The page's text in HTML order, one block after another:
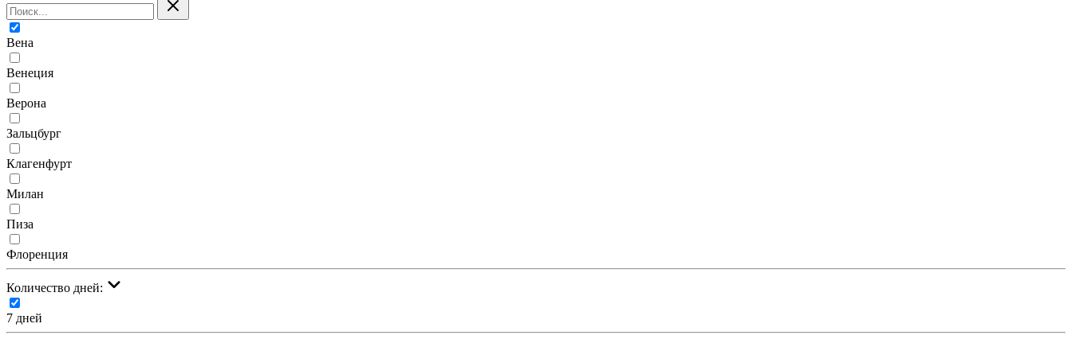
Вена
Венеция
Верона
Зальцбург
Клагенфурт
Милан
Пиза
Флоренция
Количество дней:
7 дней